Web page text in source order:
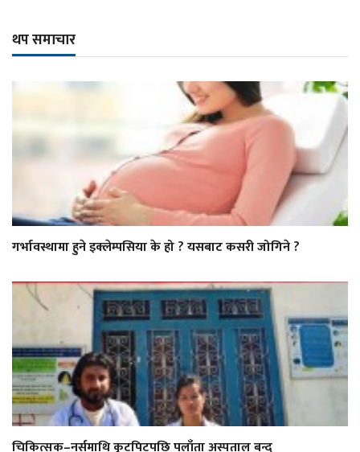
थप समाचार
गर्भावस्थामा हुने इक्लेम्पसिया के हो ? यसबाट कसरी जोगिने ?
चिकित्सक–नर्समाथि कुटपिटपछि पलाँता अस्पताल बन्द